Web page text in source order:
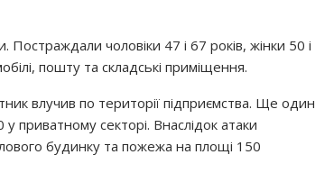
чоловіки 47 і 67 років, жінки 50 і
пошту та складські приміщення.
влучив по території підприємства. Ще один
приватному секторі. Внаслідок атаки
будинку та пожежа на площі 150